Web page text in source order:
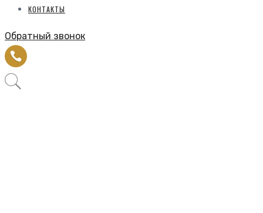
КОНТАКТЫ
Обратный звонок